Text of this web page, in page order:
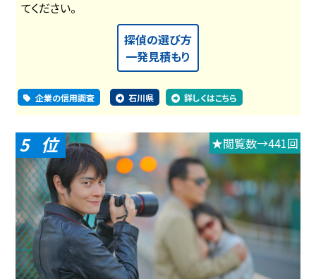
てください。
探偵の選び方
一発見積もり
企業の信用調査 石川県 詳しくはこちら
5 ★閲覧数→441回